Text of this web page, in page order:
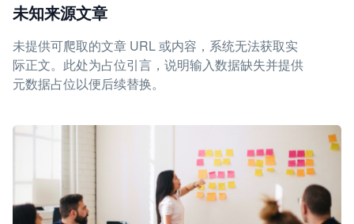
未知来源文章
未提供可爬取的文章 URL 或内容，系统无法获取实
际正文。此处为占位引言，说明输入数据缺失并提供
元数据占位以便后续替换。